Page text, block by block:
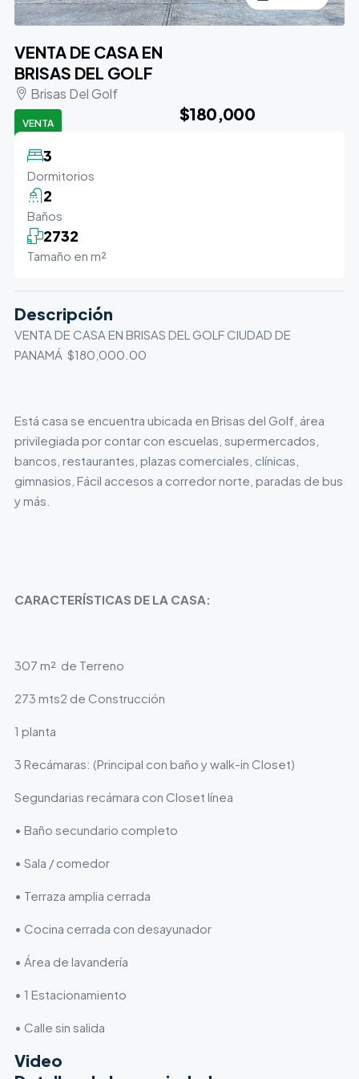
VENTA DE CASA EN
BRISAS DEL GOLF
Brisas Del Golf
VENTA $180,000
Dormitorios
3
Baños
2
Tamaño en m²
2732
Descripción
VENTA DE CASA EN BRISAS DEL GOLF CIUDAD DE
PANAMÁ $180,000.00
Está casa se encuentra ubicada en Brisas del Golf, área
privilegiada por contar con escuelas, supermercados,
bancos, restaurantes, plazas comerciales, clínicas,
gimnasios, Fácil accesos a corredor norte, paradas de bus
y más.
CARACTERÍSTICAS DE LA CASA:
307 m² de Terreno
273 mts2 de Construcción
1 planta
3 Recámaras: (Principal con baño y walk-in Closet)
Segundarias recámara con Closet línea
• Baño secundario completo
• Sala / comedor
• Terraza amplia cerrada
• Cocina cerrada con desayunador
• Área de lavandería
• 1 Estacionamiento
• Calle sin salida
Video